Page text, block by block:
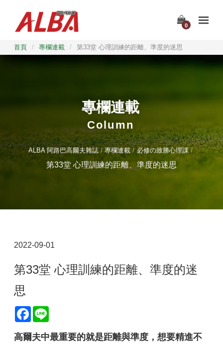
0
首頁 / 專欄連載 / 第33堂 心理訓練的距離、準度的迷思
專欄連載
Column
ALBA 阿路巴高爾夫雜誌 專欄連載 必修の致勝心理課
第33堂 心理訓練的距離、準度的迷思
2022-09-01
第33堂 心理訓練的距離、準度的迷
思
Facebook
高爾夫中最重要的就是距離與準度，想要精進不